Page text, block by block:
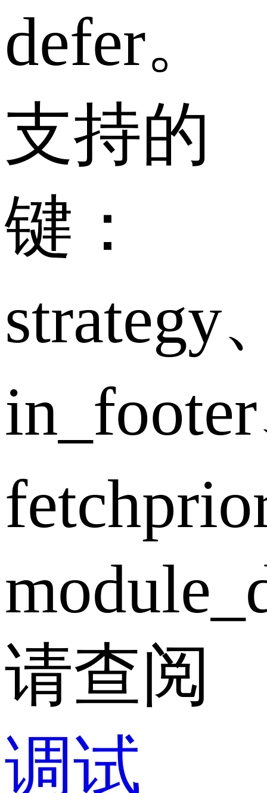
defer。
支持的
键：
strategy
请查阅
调试